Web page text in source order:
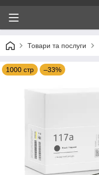
Товари та послуги
1000 стр –33%